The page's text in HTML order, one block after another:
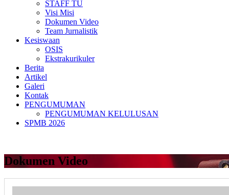
STAFF TU
Visi Misi
Dokumen Video
Team Jurnalistik
Kesiswaan
OSIS
Ekstrakurikuler
Berita
Artikel
Galeri
Kontak
PENGUMUMAN
PENGUMUMAN KELULUSAN
SPMB 2026
Dokumen Video